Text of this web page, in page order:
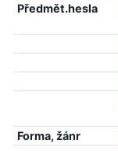
Předmět.hesla
Forma, žánr